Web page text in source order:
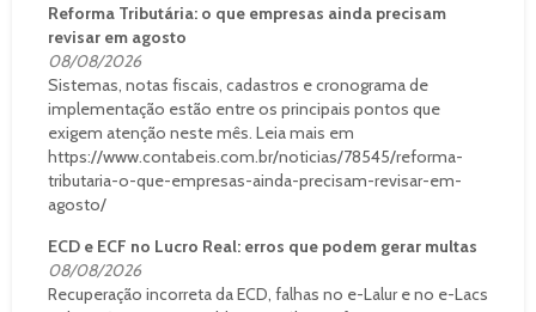
Reforma Tributária: o que empresas ainda precisam
revisar em agosto
08/08/2026
Sistemas, notas fiscais, cadastros e cronograma de
implementação estão entre os principais pontos que
exigem atenção neste mês. Leia mais em
https://www.contabeis.com.br/noticias/78545/reforma-
tributaria-o-que-empresas-ainda-precisam-revisar-em-
agosto/
ECD e ECF no Lucro Real: erros que podem gerar multas
08/08/2026
Recuperação incorreta da ECD, falhas no e-Lalur e no e-Lacs